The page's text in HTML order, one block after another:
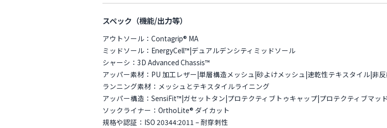
スペック（機能/出力等）
アウトソール：Contagrip® MA
ミッドソール：EnergyCell™|デュアルデンシティミッドソール
シャーシ：3D Advanced Chassis™
アッパー素材：PU 加工レザー|単層構造メッシュ|砂よけメッシュ|速乾性テキスタイル|非
ランニング素材：メッシュとテキスタイルライニング
アッパー構造：SensiFit™|ガセットタン|プロテクティブトゥキャップ|プロテクティブマッ
ソックライナー：OrthoLite® ダイカット
規格や認証：ISO 20344:2011 – 耐穿刺性